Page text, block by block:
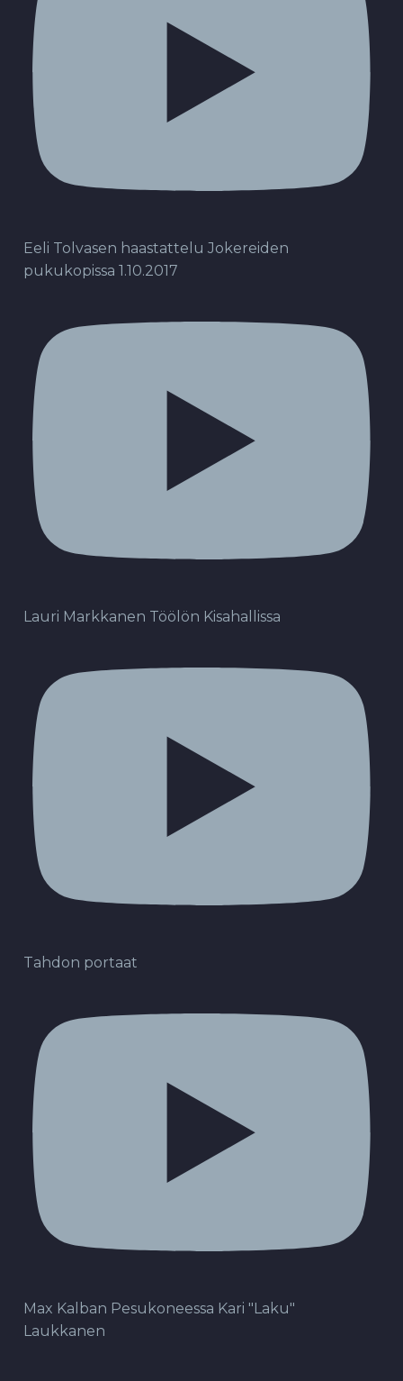
Eeli Tolvasen haastattelu Jokereiden
pukukopissa 1.10.2017
Lauri Markkanen Töölön Kisahallissa
Tahdon portaat
Max Kalban Pesukoneessa Kari "Laku"
Laukkanen